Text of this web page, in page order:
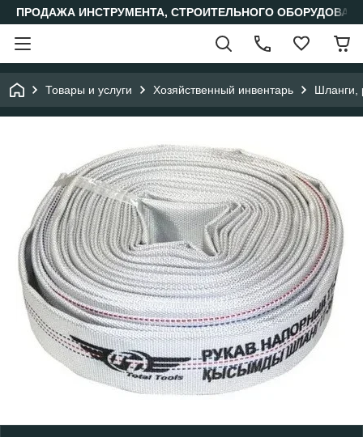
ПРОДАЖА ИНСТРУМЕНТА, СТРОИТЕЛЬНОГО
Товары и услуги Хозяйственный инвентарь Шланги,